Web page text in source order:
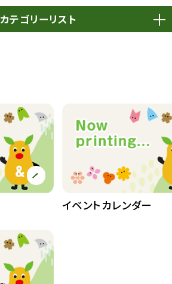
カテゴリーリスト
117
510
407
イベントカレンダー